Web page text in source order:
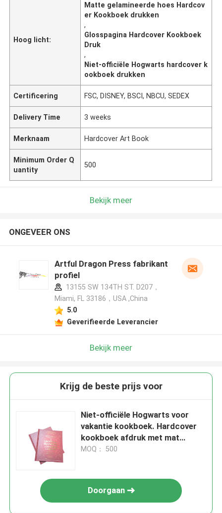
Hoog licht:
Matte gelamineerde hoes Hardcov
er Kookboek drukken
,
Glosspagina Hardcover Kookboek
Druk
,
Niet-officiële Hogwarts hardcover k
ookboek drukken
Certificering FSC, DISNEY, BSCI, NBCU, SEDEX
Delivery Time 3 weeks
Merknaam Hardcover Art Book
Minimum Order Q
uantity
500
Bekijk meer
ONGEVEER ONS
Artful Dragon Press fabrikant
profiel
13155 SW 134TH ST. D207，
Miami, FL 33186，USA ,China
5.0
Geverifieerde Leverancier
Bekijk meer
Krijg de beste prijs voor
Niet-officiële Hogwarts voor
vakantie kookboek. Hardcover
kookboek afdruk met mat
gelamineerde behuizing en glans
MOQ： 500
Doorgaan